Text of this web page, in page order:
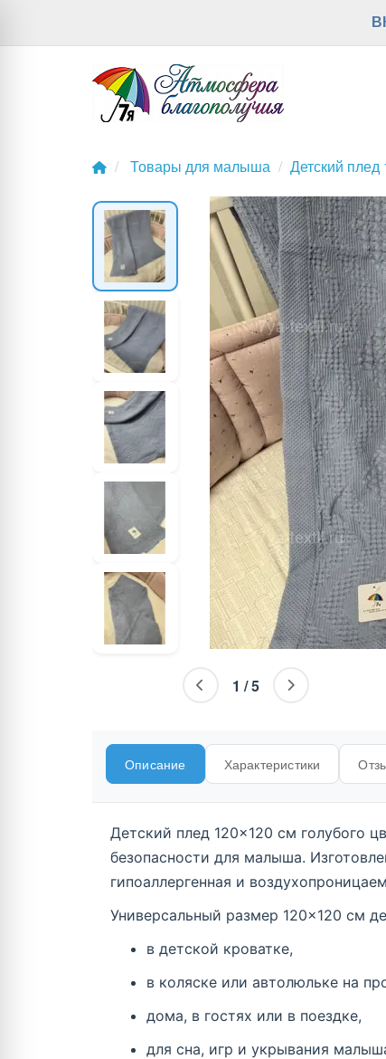
Товары для малыша Детский плед
1 /5
Описание Характеристики
Детский плед 120×120 см голубого
безопасности для малыша.
гипоаллергенная и
Универсальный размер 120×120 см
в детской кроватке,
в коляске или автолюльке на
дома, в гостях или в поездке,
для сна, игр и укрывания